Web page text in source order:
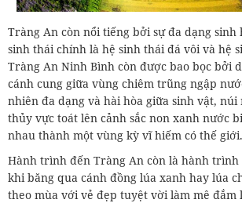
Tràng An còn nổi tiếng bởi sự đa dạng sinh
sinh thái chính là hệ sinh thái đá vôi và hệ
Tràng An Ninh Bình còn được bao bọc bởi
cánh cung giữa vùng chiêm trũng ngập
nhiên đa dạng và hài hòa giữa sinh vật, núi
thủy vực toát lên cảnh sắc non xanh nước
nhau thành một vùng kỳ vĩ hiếm có thế giới.
Hành trình đến Tràng An còn là hành
khi băng qua cánh đồng lúa xanh hay lúa
theo mùa với vẻ đẹp tuyệt vời làm mê đắm